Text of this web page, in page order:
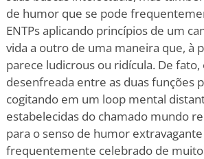
de humor que se pode
ENTPs aplicando princípios de um
vida a outro de uma maneira que, à
parece ludicrous ou ridícula. De fato,
desenfreada entre as duas funções
cogitando em um loop mental
estabelecidas do chamado mundo
para o senso de humor
frequentemente celebrado de